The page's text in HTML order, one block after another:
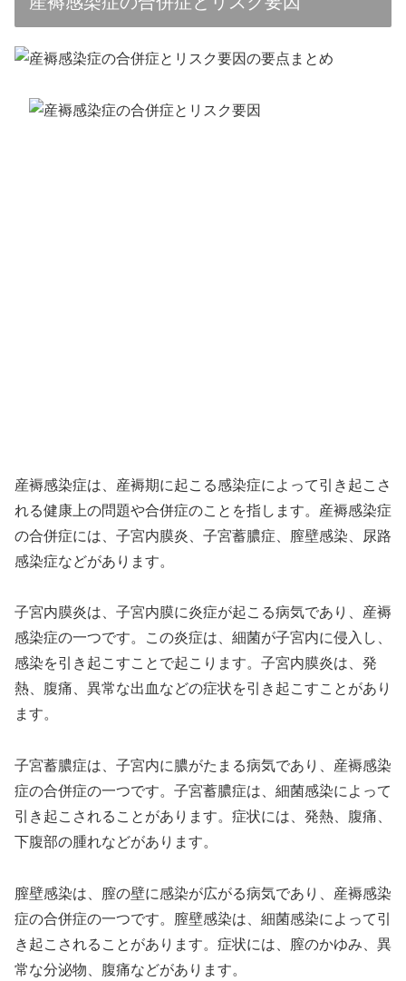
産褥感染症は、産褥期に起こる感染症によって引き起こさ
れる健康上の問題や合併症のことを指します。産褥感染症
の合併症には、子宮内膜炎、子宮蓄膿症、膣壁感染、尿路
感染症などがあります。
子宮内膜炎は、子宮内膜に炎症が起こる病気であり、産褥
感染症の一つです。この炎症は、細菌が子宮内に侵入し、
感染を引き起こすことで起こります。子宮内膜炎は、発
熱、腹痛、異常な出血などの症状を引き起こすことがあり
ます。
子宮蓄膿症は、子宮内に膿がたまる病気であり、産褥感染
症の合併症の一つです。子宮蓄膿症は、細菌感染によって
引き起こされることがあります。症状には、発熱、腹痛、
下腹部の腫れなどがあります。
膣壁感染は、膣の壁に感染が広がる病気であり、産褥感染
症の合併症の一つです。膣壁感染は、細菌感染によって引
き起こされることがあります。症状には、膣のかゆみ、異
常な分泌物、腹痛などがあります。